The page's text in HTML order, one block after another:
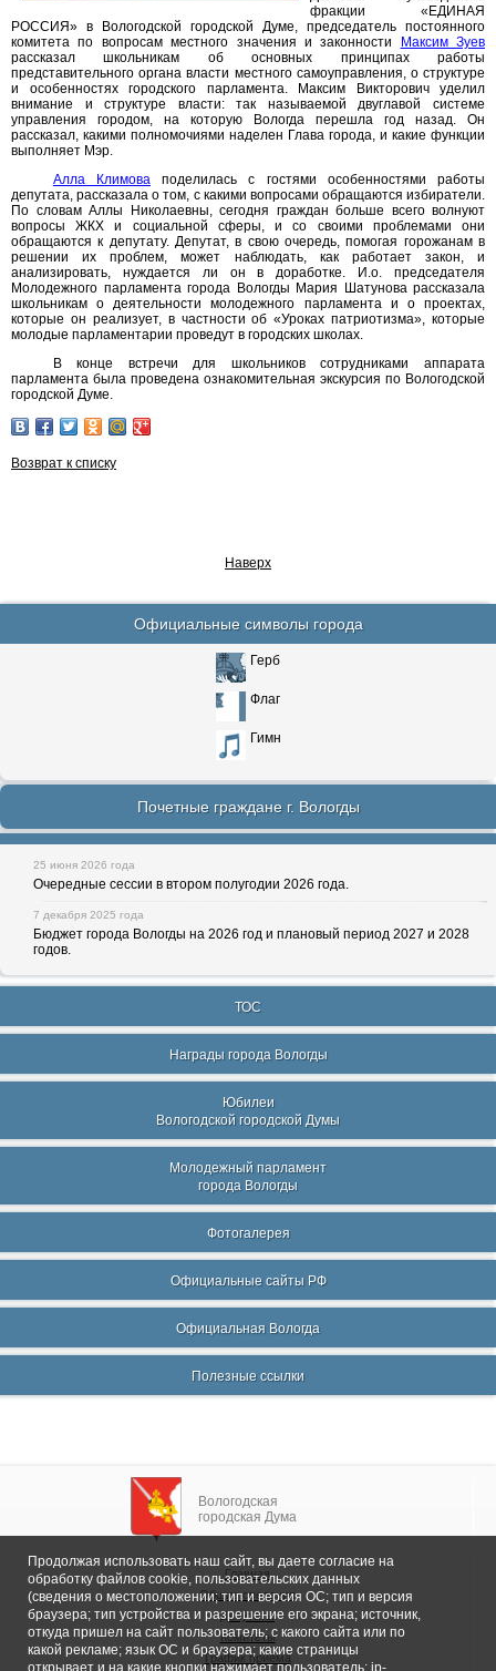
фракции «ЕДИНАЯ
РОССИЯ» в Вологодской городской Думе, председатель постоянного
комитета по вопросам местного значения и законности
Максим Зуев
рассказал школьникам об основных принципах работы
представительного органа власти местного самоуправления, о структуре
и особенностях городского парламента. Максим Викторович уделил
внимание и структуре власти: так называемой двуглавой системе
управления городом, на которую Вологда перешла год назад. Он
рассказал, какими полномочиями наделен Глава города, и какие функции
выполняет Мэр.
Алла Климоваподелилась с гостями особенностями работы
депутата, рассказала о том, с какими вопросами обращаются избиратели.
По словам Аллы Николаевны, сегодня граждан больше всего волнуют
вопросы ЖКХ и социальной сферы, и со своими проблемами они
обращаются к депутату. Депутат, в свою очередь, помогая горожанам в
решении их проблем, может наблюдать, как работает закон, и
анализировать, нуждается ли он в доработке. И.о. председателя
Молодежного парламента города Вологды Мария Шатунова рассказала
школьникам о деятельности молодежного парламента и о проектах,
которые он реализует, в частности об «Уроках патриотизма», которые
молодые парламентарии проведут в городских школах.
В конце встречи для школьников сотрудниками аппарата
парламента была проведена ознакомительная экскурсия по Вологодской
городской Думе.
Возврат к списку
Наверх
Официальные символы города
Герб
Флаг
Гимн
Почетные граждане г. Вологды
25 июня 2026 года
Очередные сессии в втором полугодии 2026 года.
7 декабря 2025 года
Бюджет города Вологды на 2026 год и плановый период 2027 и 2028
годов.
ТОС
Награды города Вологды
Юбилеи
Вологодской городской Думы
Молодежный парламент
города Вологды
Фотогалерея
Официальные сайты РФ
Официальная Вологда
Полезные ссылки
Вологодская
городская Дума
Главная
Общие сведения
Депутаты
Комитеты
График приема
Продолжая использовать наш сайт, вы даете согласие на
обработку файлов cookie, пользовательских данных
(сведения о местоположении; тип и версия ОС; тип и версия
браузера; тип устройства и разрешение его экрана; источник,
откуда пришел на сайт пользователь; с какого сайта или по
какой рекламе; язык ОС и браузера; какие страницы
открывает и на какие кнопки нажимает пользователь; ip-